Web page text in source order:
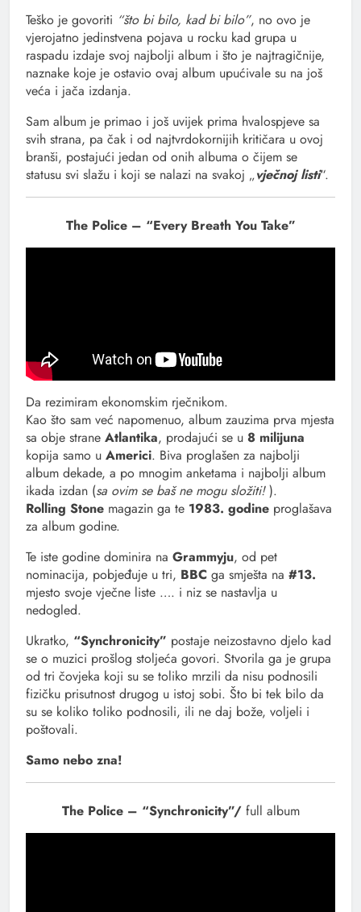
Teško je govoriti “što bi bilo, kad bi bilo”, no ovo je
vjerojatno jedinstvena pojava u rocku kad grupa u
raspadu izdaje svoj najbolji album i što je najtragičnije,
naznake koje je ostavio ovaj album upućivale su na još
veća i jača izdanja.
Sam album je primao i još uvijek prima hvalospjeve sa
svih strana, pa čak i od najtvrdokornijih kritičara u ovoj
branši, postajući jedan od onih albuma o čijem se
statusu svi slažu i koji se nalazi na svakoj „vječnoj listi“.
The Police – “Every Breath You Take”
Da rezimiram ekonomskim rječnikom.
Kao što sam već napomenuo, album zauzima prva mjesta
sa obje strane Atlantika, prodajući se u 8 milijuna
kopija samo u Americi. Biva proglašen za najbolji
album dekade, a po mnogim anketama i najbolji album
ikada izdan (sa ovim se baš ne mogu složiti!).
Rolling Stone magazin ga te 1983. godine proglašava
za album godine.
Te iste godine dominira na Grammyju, od pet
nominacija, pobjeđuje u tri, BBC ga smješta na #13.
mjesto svoje vječne liste …. i niz se nastavlja u
nedogled.
Ukratko, “Synchronicity” postaje neizostavno djelo kad
se o muzici prošlog stoljeća govori. Stvorila ga je grupa
od tri čovjeka koji su se toliko mrzili da nisu podnosili
fizičku prisutnost drugog u istoj sobi. Što bi tek bilo da
su se koliko toliko podnosili, ili ne daj bože, voljeli i
poštovali.
Samo nebo zna!
The Police – “Synchronicity”/full album